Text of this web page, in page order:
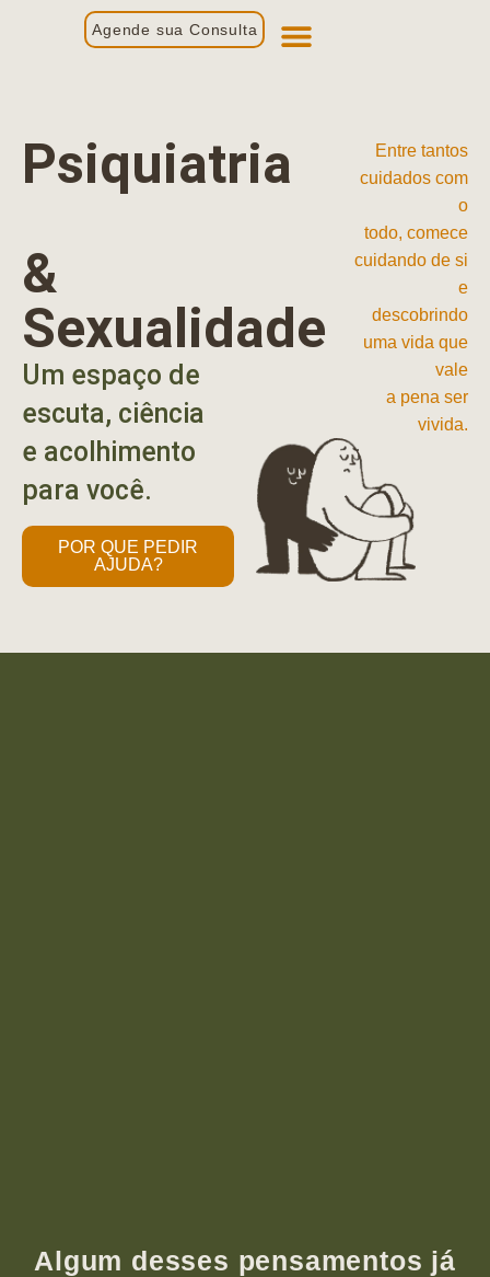
Agende sua Consulta
Psiquiatria
&
Sexualidade
Um espaço de
escuta, ciência
e acolhimento
para você.
POR QUE PEDIR
AJUDA?
Entre tantos
cuidados com
o
todo, comece
cuidando de si
e
descobrindo
uma vida que
vale
a pena ser
vivida.
Algum desses pensamentos já